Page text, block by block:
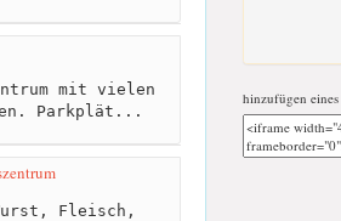
mit vielen
Parkplät...
Fleisch,
hinzufügen eines